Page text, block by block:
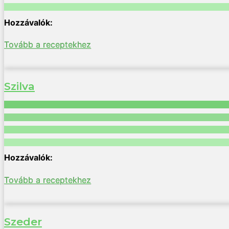
Tovább a receptekhez
Szilva
Tovább a receptekhez
Szeder